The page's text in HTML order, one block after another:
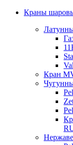
Краны
Кран